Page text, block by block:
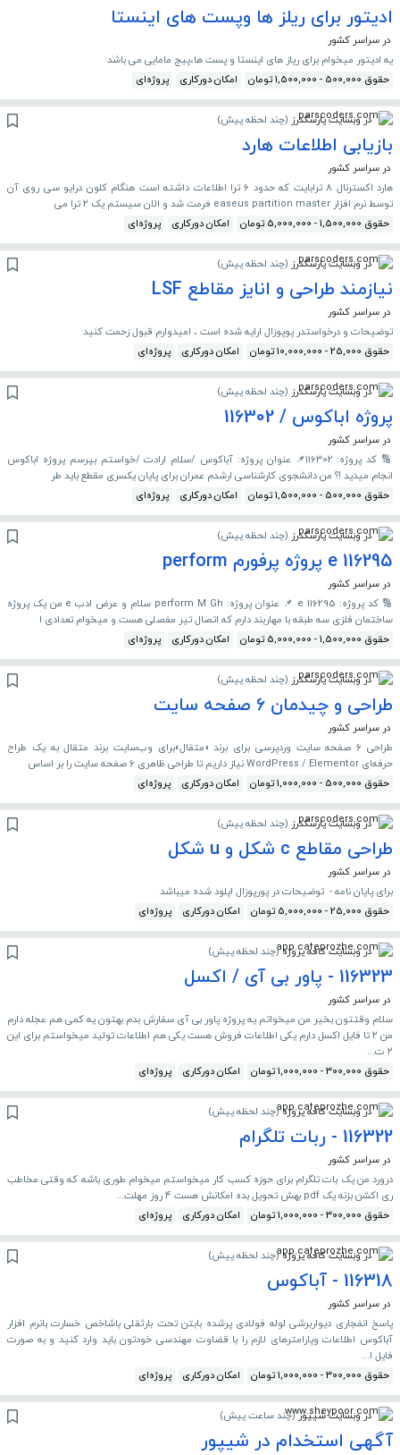
ادیتور برای ریلز ها وپست های اینستا
در سراسر کشور
یه ادیتور میخوام برای ریاز های اینستا و پست ها،پیج مامایی می باشد
حقوق 500,000 - 1,500,000 تومان
امکان دورکاری پروژه‌ای
در وبسایت پارسکدرز (چند لحظه پیش)
بازیابی اطلاعات هارد
در سراسر کشور
هارد اکسترنال ۸ ترابایت که حدود ۶ ترا اطلاعات داشته است هنگام کلون درایو سی روی آن
توسط نرم افزار easeus partition master فرمت شد و الان سیستم یک ۲ ترا می
حقوق 1,500,000 - 5,000,000 تومان
امکان دورکاری پروژه‌ای
در وبسایت پارسکدرز (چند لحظه پیش)
نیازمند طراحی و انایز مقاطع LSF
در سراسر کشور
توضیحات و درخواستدر پوپوزال ارایه شده است ، امیدوارم قبول زحمت کنید
حقوق 25,000 - 10,000,000 تومان
امکان دورکاری پروژه‌ای
در وبسایت پارسکدرز (چند لحظه پیش)
پروژه اباکوس / 116302
در سراسر کشور
🔢 کد پروژه: 116302📌 عنوان پروژه: آباکوس /سلام ارادت /خواستم بپرسم پروژه اباکوس
انجام میدید !؟ من دانشجوی کارشناسی ارشدم عمران برای پایان یکسری مقطع باید طر
حقوق 500,000 - 1,500,000 تومان
امکان دورکاری پروژه‌ای
در وبسایت پارسکدرز (چند لحظه پیش)
116295 e پروژه پرفورم perform
در سراسر کشور
🔢 کد پروژه: 116295 e 📌 عنوان پروژه: perform M Gh سلام و عرض ادب e من یک پروژه
ساختمان فلزی سه طبقه با مهاربند دارم که اتصال تیر مفصلی هست و میخوام تعدادی ا
حقوق 1,500,000 - 5,000,000 تومان
امکان دورکاری پروژه‌ای
در وبسایت پارسکدرز (چند لحظه پیش)
طراحی و چیدمان ۶ صفحه سایت
در سراسر کشور
طراحی ۶ صفحه سایت وردپرسی برای برند «متقال»برای وب‌سایت برند متقال به یک طراح
حرفه‌ای WordPress / Elementor نیاز داریم تا طراحی ظاهری ۶ صفحه سایت را بر اساس
حقوق 500,000 - 1,000,000 تومان
امکان دورکاری پروژه‌ای
در وبسایت پارسکدرز (چند لحظه پیش)
طراحی مقاطع c شکل و u شکل
در سراسر کشور
برای پایان نامه - توضیحات در پورپوزال اپلود شده میباشد
حقوق 25,000 - 5,000,000 تومان
امکان دورکاری پروژه‌ای
در وبسایت کافه پروژه (چند لحظه پیش)
116323 - پاور بی آی / اکسل
در سراسر کشور
سلام وقتتون بخیر من میخواتم یه پروژه پاور بی آی سفارش بدم بهتون یه کمی هم عجله دارم
من ۲ تا فایل اکسل دارم یکی اطلاعات فروش هست یکی هم اطلاعات تولید میخواستم برای این
۲ ت...
حقوق 300,000 - 1,000,000 تومان
امکان دورکاری پروژه‌ای
در وبسایت کافه پروژه (چند لحظه پیش)
116322 - ربات تلگرام
در سراسر کشور
درورد من یک بات تلگرام برای حوزه کسب کار میخواستم میخوام طوری باشه که وقتی مخاطب
ری اکشن بزنه یک pdf بهش تحویل بده امکانش هست 4 روز مهلت...
حقوق 300,000 - 1,000,000 تومان
امکان دورکاری پروژه‌ای
در وبسایت کافه پروژه (چند لحظه پیش)
116318 - آباکوس
در سراسر کشور
پاسخ انفجاری دیواربرشی لوله فولادی پرشده بابتن تحت بارثقلی باشاخص خسارت بانرم افزار
آباکوس اطلاعات وپارامترهای لازم را با قضاوت مهندسی خودتون باید وارد کنید و به صورت
فایل ا...
حقوق 300,000 - 1,000,000 تومان
امکان دورکاری پروژه‌ای
در وبسایت شیپور(چند ساعت پیش)
آگهی استخدام در شیپور